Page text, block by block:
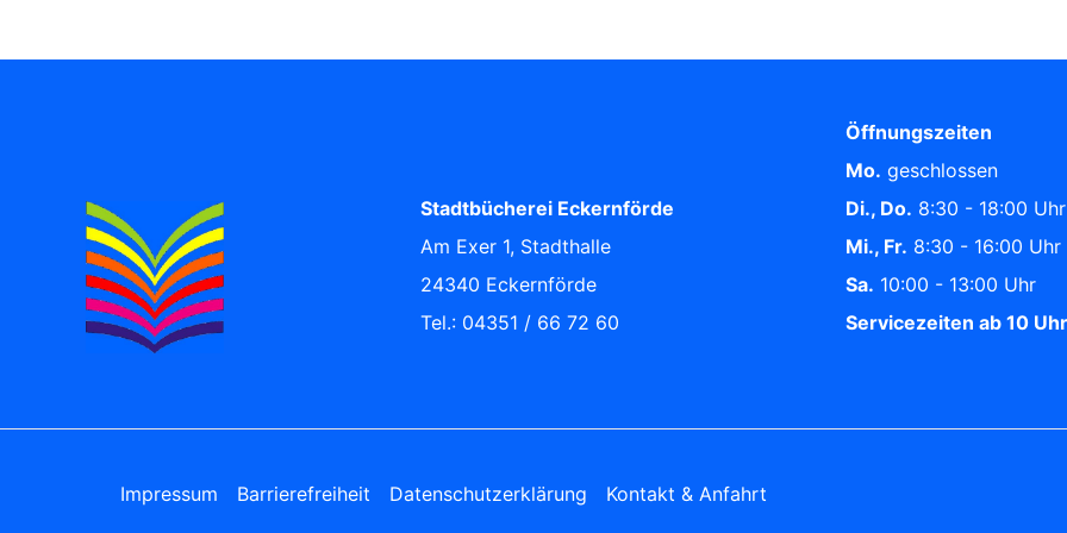
Stadtbücherei Eckernförde
Am Exer 1, Stadthalle
24340 Eckernförde
Tel.: 04351 / 66 72 60
Öffnungszeiten
Mo. geschlossen
Di., Do. 8:30 - 18:00 Uhr
Mi., Fr. 8:30 - 16:00 Uhr
Sa. 10:00 - 13:00 Uhr
Servicezeiten ab 10 Uhr
Impressum Barrierefreiheit Datenschutzerklärung Kontakt & Anfahrt